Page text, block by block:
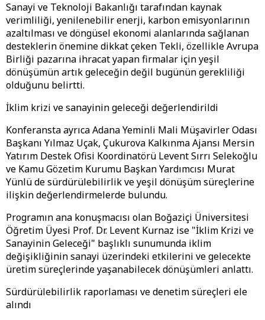
Sanayi ve Teknoloji Bakanlığı tarafından kaynak
verimliliği, yenilenebilir enerji, karbon emisyonlarının
azaltılması ve döngüsel ekonomi alanlarında sağlanan
desteklerin önemine dikkat çeken Tekli, özellikle Avrupa
Birliği pazarına ihracat yapan firmalar için yeşil
dönüşümün artık geleceğin değil bugünün gerekliliği
olduğunu belirtti.
İklim krizi ve sanayinin geleceği değerlendirildi
Konferansta ayrıca Adana Yeminli Mali Müşavirler Odası
Başkanı Yılmaz Uçak, Çukurova Kalkınma Ajansı Mersin
Yatırım Destek Ofisi Koordinatörü Levent Sırrı Selekoğlu
ve Kamu Gözetim Kurumu Başkan Yardımcısı Murat
Yünlü de sürdürülebilirlik ve yeşil dönüşüm süreçlerine
ilişkin değerlendirmelerde bulundu.
Programın ana konuşmacısı olan Boğaziçi Üniversitesi
Öğretim Üyesi Prof. Dr. Levent Kurnaz ise "İklim Krizi ve
Sanayinin Geleceği" başlıklı sunumunda iklim
değişikliğinin sanayi üzerindeki etkilerini ve gelecekte
üretim süreçlerinde yaşanabilecek dönüşümleri anlattı.
Sürdürülebilirlik raporlaması ve denetim süreçleri ele
alındı